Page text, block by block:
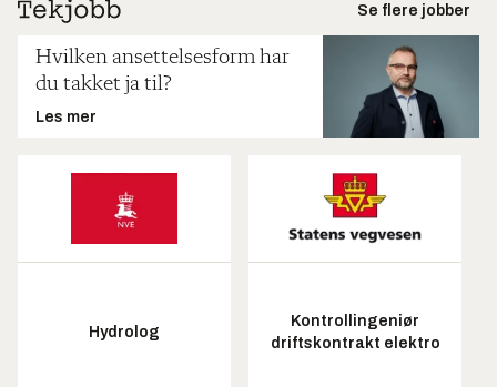
Se flere jobber
Hvilken ansettelsesform har
du takket ja til?
Les mer
Hydrolog
Kontrollingeniør
driftskontrakt elektro